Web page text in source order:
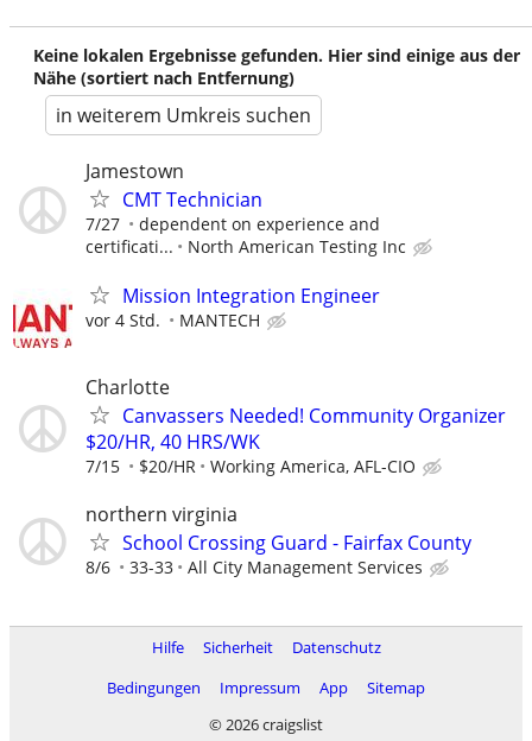
Keine lokalen Ergebnisse gefunden. Hier sind einige aus der
Nähe (sortiert nach Entfernung)
in weiterem Umkreis suchen
Jamestown
CMT Technician
7/27
dependent on experience and
certificati...
North American Testing Inc
Mission Integration Engineer
vor 4 Std. MANTECH
Charlotte
Canvassers Needed! Community Organizer
$20/HR, 40 HRS/WK
7/15 $20/HR Working America, AFL-CIO
northern virginia
School Crossing Guard - Fairfax County
8/6 33-33 All City Management Services
Hilfe Sicherheit
Datenschutz
Bedingungen
Impressum App
Sitemap
© 2026 craigslist